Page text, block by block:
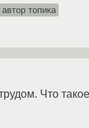
автор топика
Что